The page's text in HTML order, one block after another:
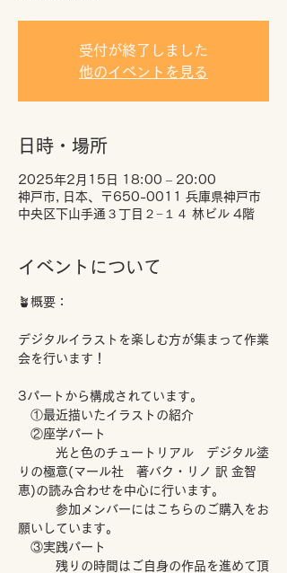
受付が終了しました
他のイベントを見る
日時・場所
2025年2月15日 18:00 – 20:00
神戸市, 日本、〒650-0011 兵庫県神戸市
中央区下山手通３丁目２−１４ 林ビル 4階
イベントについて
🪴概要：
デジタルイラストを楽しむ方が集まって作業
会を行います！
3パートから構成されています。
①最近描いたイラストの紹介
②座学パート
光と色のチュートリアル　デジタル塗
りの極意(マール社　著バク・リノ 訳 金智
恵)の読み合わせを中心に行います。
参加メンバーにはこちらのご購入をお
願いしています。
③実践パート
残りの時間はご自身の作品を進めて頂